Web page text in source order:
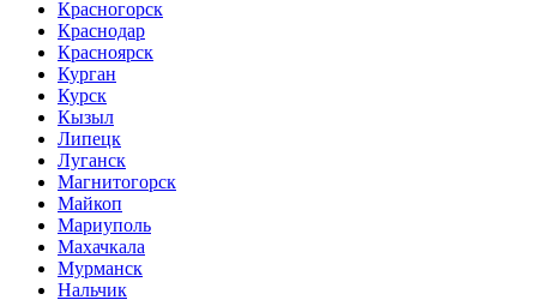
Красногорск
Краснодар
Красноярск
Курган
Курск
Кызыл
Липецк
Луганск
Магнитогорск
Майкоп
Мариуполь
Махачкала
Мурманск
Нальчик